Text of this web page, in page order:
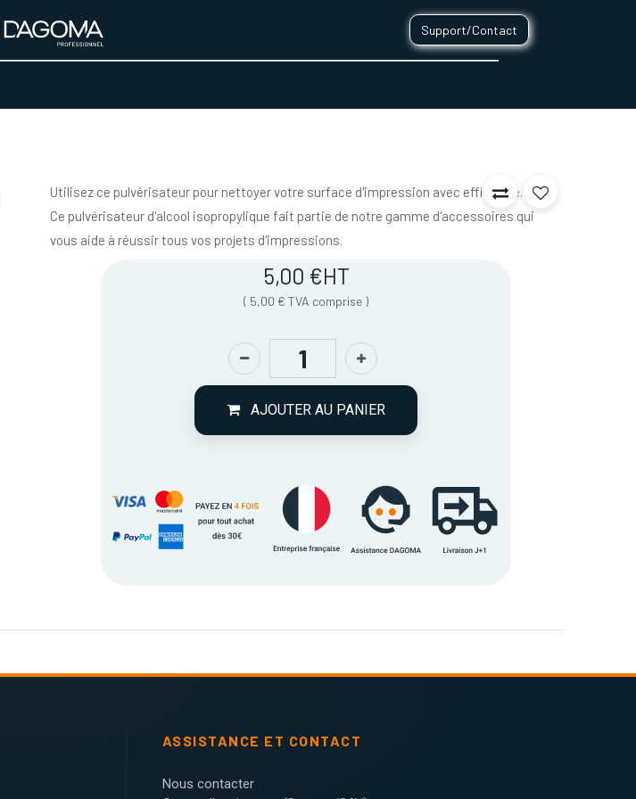
Support/Contact
Utilisez ce pulvérisateur pour nettoyer votre surface d'impression avec efficacité.
Ce pulvérisateur d'alcool isopropylique fait partie de notre gamme d'accessoires qui
vous aide à réussir tous vos projets d'impressions.
5,00 €HT
( 5,00 € TVA comprise )
AJOUTER AU PANIER
ASSISTANCE ET CONTACT
Nous contacter